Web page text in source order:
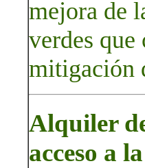
mejora de
verdes
mitigación
Alquiler
acceso a